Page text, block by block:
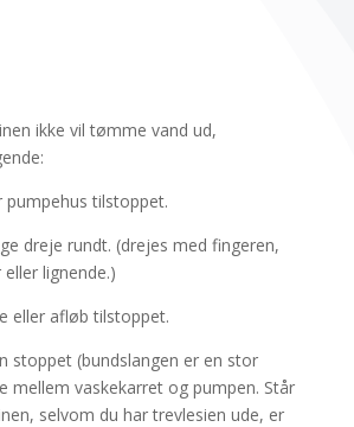
ikke vil tømme vand ud,
pumpehus tilstoppet.
dreje rundt. (drejes med fingeren,
lignende.)
eller afløb tilstoppet.
stoppet (bundslangen er en stor
mellem vaskekarret og pumpen. Står
selvom du har trevlesien ude, er